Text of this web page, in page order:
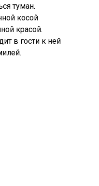
туман.
косой
красой.
в гости к ней